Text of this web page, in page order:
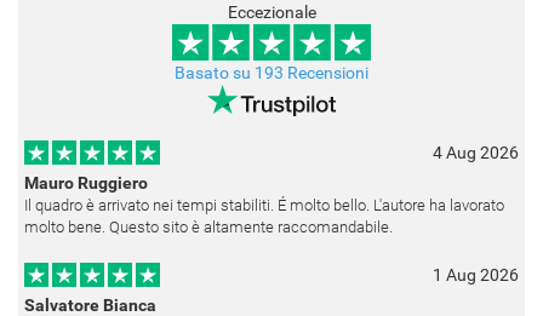
Eccezionale
Basato su 193 Recensioni
4 Aug 2026
Mauro Ruggiero
Il quadro è arrivato nei tempi stabiliti. É molto bello. L'autore ha lavorato
molto bene. Questo sito è altamente raccomandabile.
1 Aug 2026
Salvatore Bianca